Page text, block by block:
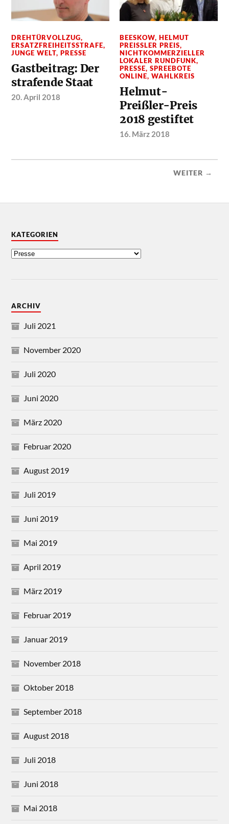
DREHTÜRVOLLZUG,
ERSATZFREIHEITSSTRAFE,
JUNGE WELT,PRESSE
Gastbeitrag: Der
strafende Staat
20. April 2018
BEESKOW,HELMUT
PREISSLER PREIS ,
NICHTKOMMERZIELLER
LOKALER RUNDFUNK,
PRESSE,SPREEBOTE
ONLINE,WAHLKREIS
Helmut-
Preißler-Preis
2018 gestiftet
16. März 2018
WEITER →
KATEGORIEN
ARCHIV
Juli 2021
November 2020
Juli 2020
Juni 2020
März 2020
Februar 2020
August 2019
Juli 2019
Juni 2019
Mai 2019
April 2019
März 2019
Februar 2019
Januar 2019
November 2018
Oktober 2018
September 2018
August 2018
Juli 2018
Juni 2018
Mai 2018